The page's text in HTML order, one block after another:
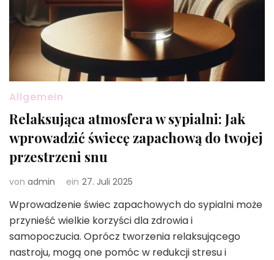
Allgemein
Relaksująca atmosfera w sypialni: Jak
wprowadzić świecę zapachową do twojej
przestrzeni snu
von admin ein 27. Juli 2025
Wprowadzenie świec zapachowych do sypialni może
przynieść wielkie korzyści dla zdrowia i
samopoczucia. Oprócz tworzenia relaksującego
nastroju, mogą one pomóc w redukcji stresu i